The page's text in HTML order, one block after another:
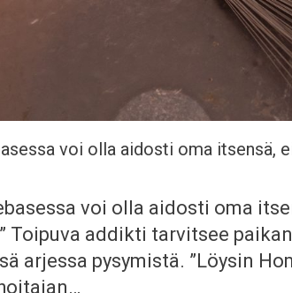
voi olla aidosti oma itsensä,
voi olla aidosti oma
Toipuva addikti tarvitsee
arjessa pysymistä. ”Löysin